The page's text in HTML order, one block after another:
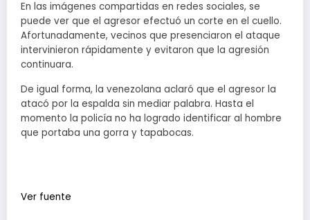
En las imágenes compartidas en redes sociales, se
puede ver que el agresor efectuó un corte en el cuello.
Afortunadamente, vecinos que presenciaron el ataque
intervinieron rápidamente y evitaron que la agresión
continuara.
De igual forma, la venezolana aclaró que el agresor la
atacó por la espalda sin mediar palabra. Hasta el
momento la policía no ha logrado identificar al hombre
que portaba una gorra y tapabocas.
Ver fuente